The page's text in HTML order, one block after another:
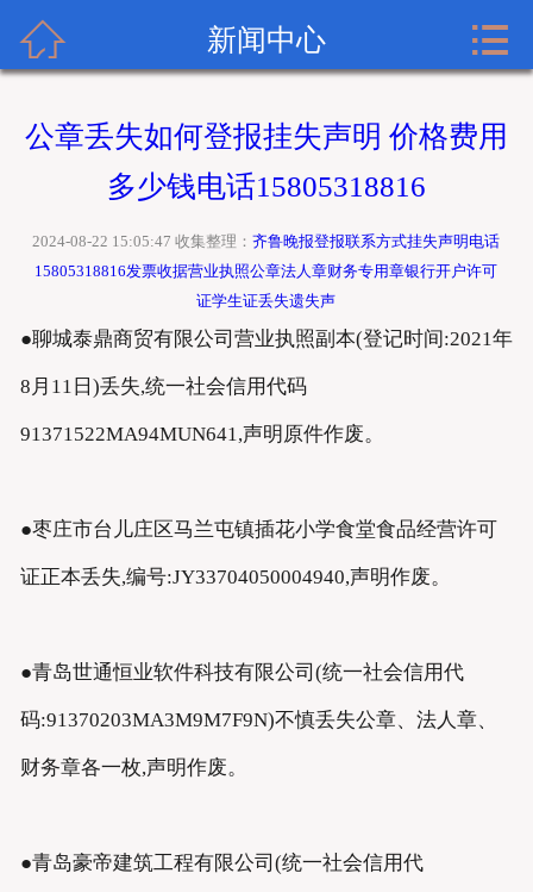
齐鲁晚报广告网首页
齐鲁晚报登报内容
齐鲁晚报登报格式
齐鲁晚报登报挂失流程
 新闻中心 
公章丢失如何登报挂失声明 价格费用
多少钱电话15805318816
2024-08-22 15:05:47 收集整理：齐鲁晚报登报联系方式挂失声明电话
15805318816发票收据营业执照公章法人章财务专用章银行开户许可
证学生证丢失遗失声
●聊城泰鼎商贸有限公司营业执照副本(登记时间:2021年
8月11日)丢失,统一社会信用代码
91371522MA94MUN641,声明原件作废。
●枣庄市台儿庄区马兰屯镇插花小学食堂食品经营许可
证正本丢失,编号:JY33704050004940,声明作废。
●青岛世通恒业软件科技有限公司(统一社会信用代
码:91370203MA3M9M7F9N)不慎丢失公章、法人章、
财务章各一枚,声明作废。
●青岛豪帝建筑工程有限公司(统一社会信用代